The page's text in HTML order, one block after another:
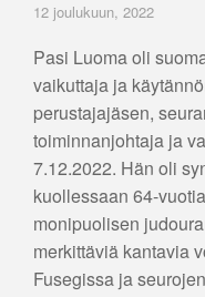
12 joulukuun, 2022
Pasi Luoma oli
vaikuttaja ja
perustajajäsen,
toiminnanjohtaja ja
7.12.2022. Hän oli
kuollessaan 64-
monipuolisen
merkittäviä kantavia
Fusegissa ja